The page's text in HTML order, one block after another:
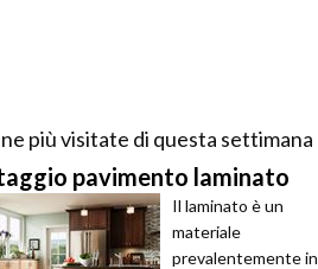
più visitate di questa settimana
pavimento laminato
Il laminato è un
materiale
prevalentemente in